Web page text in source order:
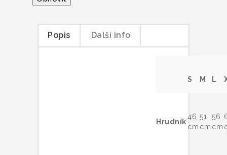
Popis Další info
S M L
Hrudník
46
cm
51
cm
56
cm